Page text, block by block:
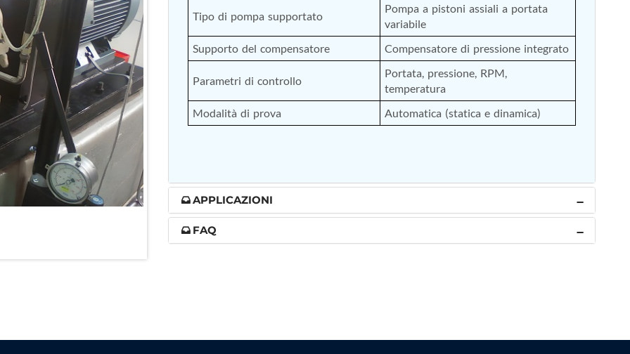
Versions)
MT)
Tipo di pompa supportato
Pompa a pistoni assiali a portata
variabile
Supporto del compensatore
Compensatore di pressione integrato
Parametri di controllo
Portata, pressione, RPM,
temperatura
Modalità di prova
Automatica (statica e dinamica)
APPLICAZIONI
FAQ